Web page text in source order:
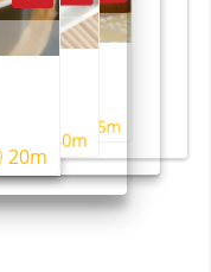
20m
40m
55m